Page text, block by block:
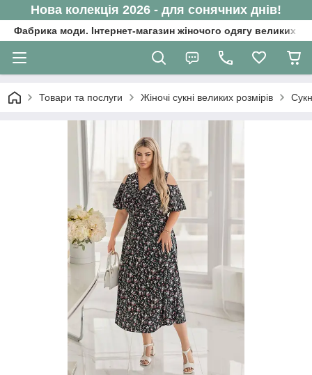
Нова колекція 2026 - для сонячних днів!
Фабрика моди. Інтернет-магазин жіночого одягу великих
Товари та послуги Жіночі сукні великих розмірів